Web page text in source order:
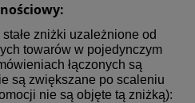
zniżki uzależnione od
towarów w pojedynczym
łączonych są
są zwiększane po scaleniu
nie są objęte tą zniżką):